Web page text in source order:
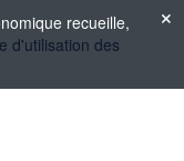
recueille,
d'utilisation des